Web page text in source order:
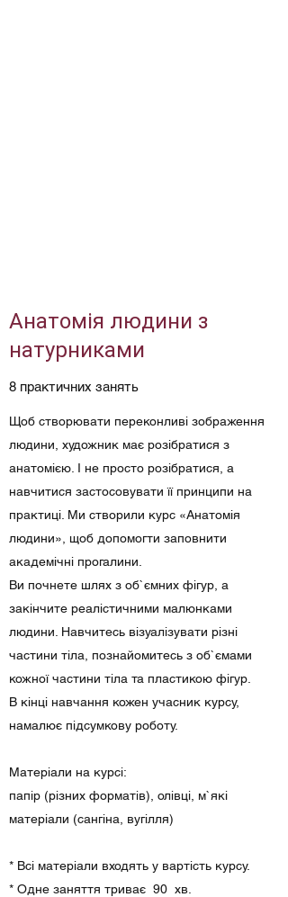
Анатомія людини з
натурниками
8 практичних занять
Щоб створювати переконливі зображення
людини, художник має розібратися з
анатомією. І не просто розібратися, а
навчитися застосовувати її принципи на
практиці. Ми створили курс «Анатомія
людини», щоб допомогти заповнити
академічні прогалини.
Ви почнете шлях з об`ємних фігур, а
закінчите реалістичними малюнками
людини. Навчитесь візуалізувати різні
частини тіла, познайомитесь з об`ємами
кожної частини тіла та пластикою фігур.
В кінці навчання кожен учасник курсу,
намалює підсумкову роботу.
Матеріали на курсі:
папір (різних форматів), олівці, м`які
матеріали (сангіна, вугілля)
* Всі матеріали входять у вартість курсу.
* Одне заняття триває 90 хв.